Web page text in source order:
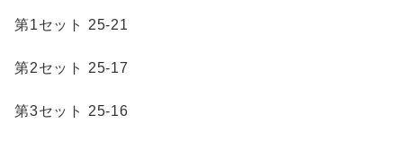
第1セット 25-21
第2セット 25-17
第3セット 25-16